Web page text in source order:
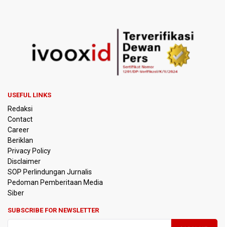
BRIN Sebut Teknologi ANG Berpotensi Hemat Subsidi LPG
Kuasa Hukum Klaim 995 Airsoft Gun di Sekolah Swasta
Jaksel Berizin, Bantah Kepemilikan Senjata Api dan
Bernilai Tambah Tinggi
Sri Mulyani Indrawati Kembali ke Bank Dunia
Persebaya Juara Piala Presiden 2026, Menang Adu Pinalti
Lawan Persib Bandung
Dari Literasi Teks ke Literasi Multimodal
USEFUL LINKS
Redaksi
Contact
Career
Beriklan
Privacy Policy
Disclaimer
SOP Perlindungan Jurnalis
Pedoman Pemberitaan Media
Siber
SUBSCRIBE FOR NEWSLETTER